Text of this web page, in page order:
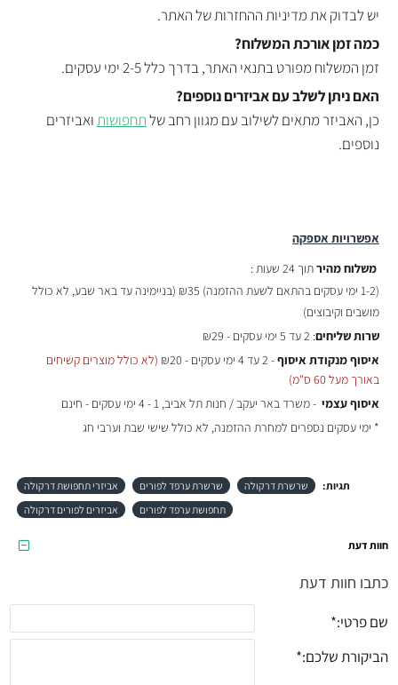
אפשרויות אספקה
משלוח מהירתוך 24 שעות :
(1-2 ימי עסקים בהתאם לשעת ההזמנה)
₪35 (בניימינה עד באר שבע, לא כולל
מושבים וקיבוצים)
שרות שליחים: 2 עד 5 ימי עסקים - ₪29
איסוף מנקודת איסוף- 2 עד 4 ימי עסקים - ₪20
(לא כולל מוצרים קשיחים
באורך מעל 60 ס"מ)
איסוף עצמי - משרד באר יעקב / חנות תל אביב, 1 - 4 ימי עסקים - חינם
* ימי עסקים נספרים למחרת ההזמנה, לא כולל שישי שבת וערבי חג
יש לבדוק את מדיניות ההחזרות של האתר.
כמה זמן אורכת המשלוח?
זמן המשלוח מפורט בתנאי האתר, בדרך כלל 2-5 ימי עסקים.
האם ניתן לשלב עם אביזרים נוספים?
כן, האביזר מתאים לשילוב עם מגוון רחב שלתחפושותואביזרים
נוספים.
תגיות: שרשרת דרקולה שרשרת ערפד לפורים
אביזרי תחפושת דרקולה
תחפושת ערפד לפורים
אביזרים לפורים דרקולה
חוות דעת
כתבו חוות דעת
שם פרטי:
הביקורת שלכם: